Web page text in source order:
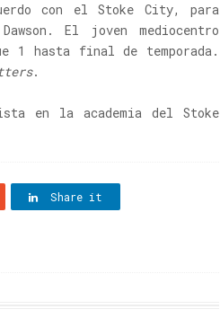
con el Stoke City, para
El joven mediocentro
1 hasta final de temporada.
.
en la academia del Stoke
Share it